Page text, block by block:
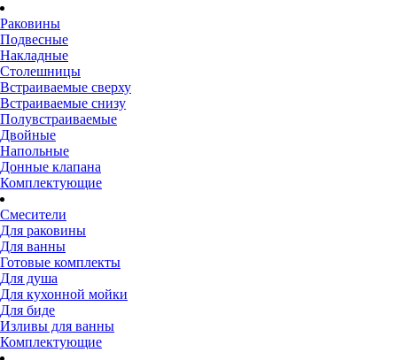
Раковины
Подвесные
Накладные
Столешницы
Встраиваемые сверху
Встраиваемые снизу
Полувстраиваемые
Двойные
Напольные
Донные клапана
Комплектующие
Смесители
Для раковины
Для ванны
Готовые комплекты
Для душа
Для кухонной мойки
Для биде
Изливы для ванны
Комплектующие